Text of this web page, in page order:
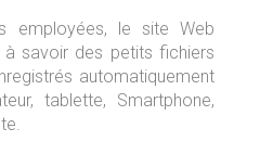
employées, le site Web
savoir des petits fichiers
automatiquement
tablette, Smartphone,